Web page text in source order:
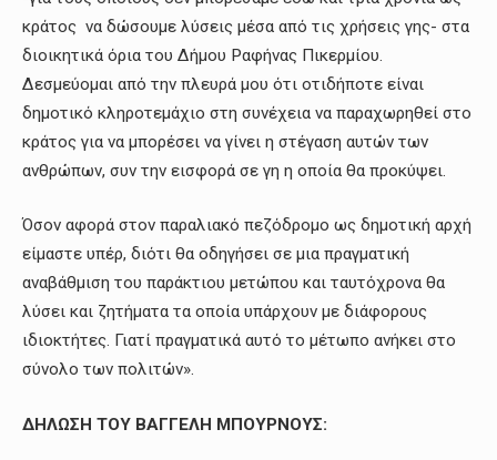
κράτος να δώσουμε λύσεις μέσα από τις χρήσεις γης- στα
διοικητικά όρια του Δήμου Ραφήνας Πικερμίου.
Δεσμεύομαι από την πλευρά μου ότι οτιδήποτε είναι
δημοτικό κληροτεμάχιο στη συνέχεια να παραχωρηθεί στο
κράτος για να μπορέσει να γίνει η στέγαση αυτών των
ανθρώπων, συν την εισφορά σε γη η οποία θα προκύψει.
Όσον αφορά στον παραλιακό πεζόδρομο ως δημοτική αρχή
είμαστε υπέρ, διότι θα οδηγήσει σε μια πραγματική
αναβάθμιση του παράκτιου μετώπου και ταυτόχρονα θα
λύσει και ζητήματα τα οποία υπάρχουν με διάφορους
ιδιοκτήτες. Γιατί πραγματικά αυτό το μέτωπο ανήκει στο
σύνολο των πολιτών».
ΔΗΛΩΣΗ ΤΟΥ ΒΑΓΓΕΛΗ ΜΠΟΥΡΝΟΥΣ: